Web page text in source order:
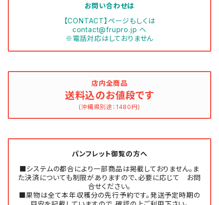
お問い合わせは
【CONTACT】ページもしくは
contact@frupro.jp へ
※電話対応はしておりません
店内全商品
送料込のお値段です
(沖縄県別途：1480円)
パンフレット御覧の方へ
■システムの都合により一部商品は掲載しておりません。ま
た決済についても制限がありますので、必要に応じて お問
合せください。
■果物は全て本年収穫分の先行予約です。発送予定時期の